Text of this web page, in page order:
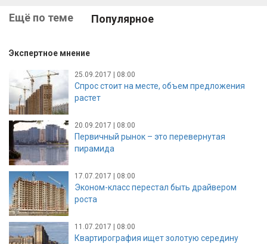
Ещё по теме Популярное
Экспертное мнение
25.09.2017 | 08:00
Спрос стоит на месте, объем предложения
растет
20.09.2017 | 08:00
Первичный рынок – это перевернутая
пирамида
17.07.2017 | 08:00
Эконом-класс перестал быть драйвером
роста
11.07.2017 | 08:00
Квартирография ищет золотую середину